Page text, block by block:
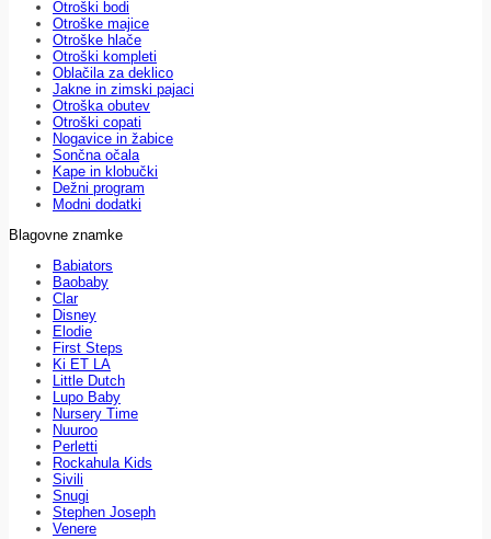
Otroški bodi
Otroške majice
Otroške hlače
Otroški kompleti
Oblačila za deklico
Jakne in zimski pajaci
Otroška obutev
Otroški copati
Nogavice in žabice
Sončna očala
Kape in klobučki
Dežni program
Modni dodatki
Blagovne znamke
Babiators
Baobaby
Clar
Disney
Elodie
First Steps
Ki ET LA
Little Dutch
Lupo Baby
Nursery Time
Nuuroo
Perletti
Rockahula Kids
Sivili
Snugi
Stephen Joseph
Venere